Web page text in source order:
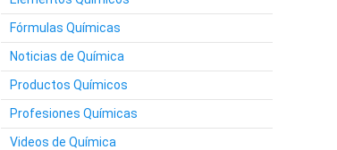
Fórmulas Químicas
Noticias de Química
Productos Químicos
Profesiones Químicas
Videos de Química